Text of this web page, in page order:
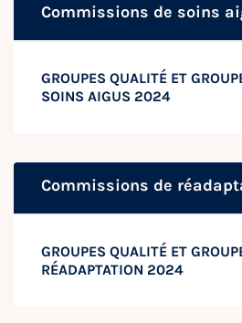
Commissions de soins
GROUPES QUALITÉ ET
SOINS AIGUS 2024
Commissions de
GROUPES QUALITÉ ET
RÉADAPTATION 2024